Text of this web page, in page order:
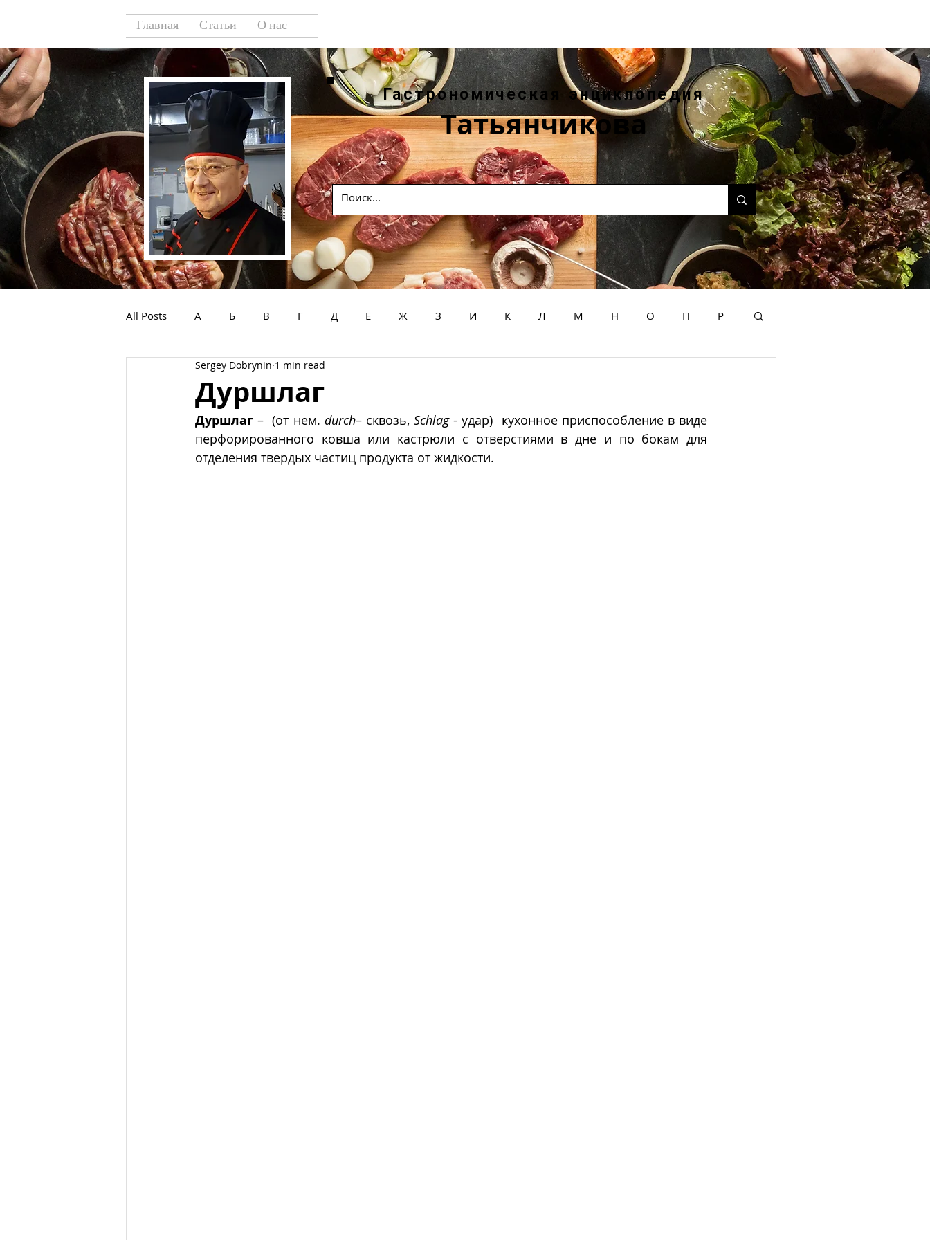
Главная Статьи О нас
Гастрономическая энциклопедия
Татьянчикова
All Posts А Б В Г Д Е Ж З И К Л М Н О П Р
У Ф Х
Дуршлаг
Sergey Dobrynin 1 min read
Дуршлаг –  (от нем. durch– сквозь, Schlag - удар)  кухонное приспособление в виде
перфорированного ковша или кастрюли с отверстиями в дне и по бокам для
отделения твердых частиц продукта от жидкости.